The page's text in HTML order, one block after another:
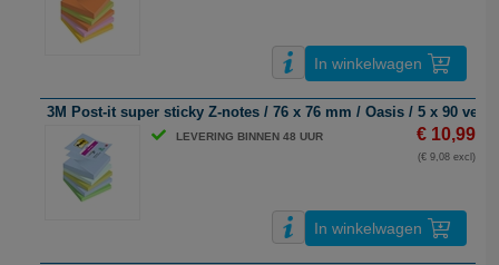
In winkelwagen
3M Post-it super sticky Z-notes / 76 x 76 mm / Oasis / 5 x 90 vel
LEVERING BINNEN 48 UUR € 10,99
(€ 9,08 excl)
In winkelwagen